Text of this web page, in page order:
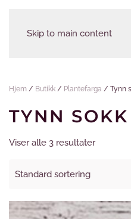
Skip to main content
Hjem / Butikk / Plantefarga / Tynn
TYNN
Viser alle 3 resultater